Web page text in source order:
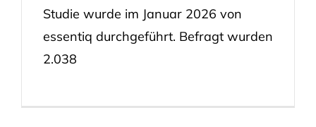
Studie wurde im Januar 2026 von
essentiq durchgeführt. Befragt wurden
2.038